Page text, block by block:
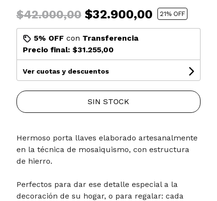
$42.000,00$32.900,00 21% OFF
5% OFF con Transferencia
Precio final: $31.255,00
Ver cuotas y descuentos
SIN STOCK
Hermoso porta llaves elaborado artesanalmente
en la técnica de mosaiquismo, con estructura
de hierro.
Perfectos para dar ese detalle especial a la
decoración de su hogar, o para regalar: cada